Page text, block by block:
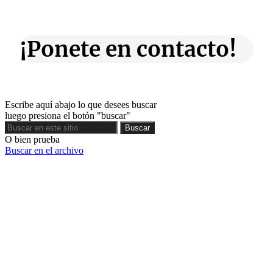
¡Ponete en contacto!
Escribe aquí abajo lo que desees buscar
luego presiona el botón "buscar"
Buscar
Buscar
O bien prueba
Buscar en el archivo